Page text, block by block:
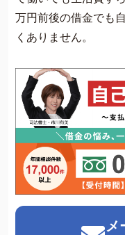
万円前後の借金でも
くありません。
メ